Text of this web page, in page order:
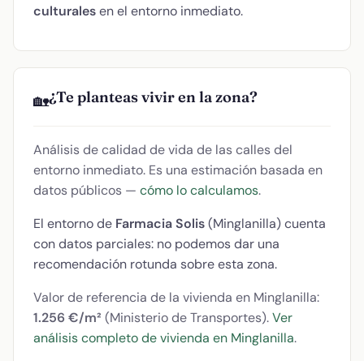
culturalesen el entorno inmediato.
🏡¿Te planteas vivir en la zona?
Análisis de calidad de vida de las calles del
entorno inmediato. Es una estimación basada en
datos públicos — cómo lo calculamos.
El entorno de Farmacia Solis(Minglanilla) cuenta
con datos parciales: no podemos dar una
recomendación rotunda sobre esta zona.
Valor de referencia de la vivienda en Minglanilla:
1.256 €/m² (Ministerio de Transportes).Ver
análisis completo de vivienda en Minglanilla.